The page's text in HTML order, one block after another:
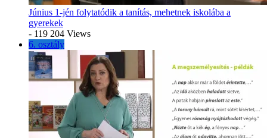
Június 1-jén folytatódik a tanítás, mehetnek iskolába a
gyerekek
- 119 204 Views
6. osztály